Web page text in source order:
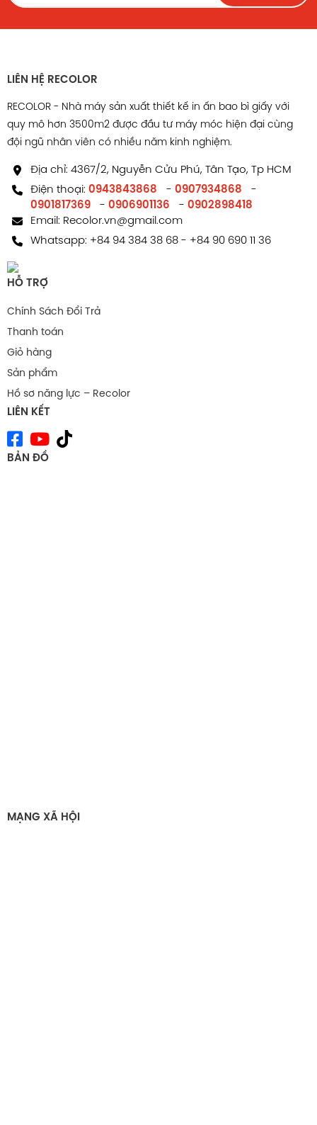
LIÊN HỆ RECOLOR
RECOLOR - Nhà máy sản xuất thiết kế in ấn bao bì giấy với
quy mô hơn 3500m2 được đầu tư máy móc hiện đại cùng
đội ngũ nhân viên có nhiều năm kinh nghiệm.
Địa chỉ: 4367/2, Nguyễn Cửu Phú, Tân Tạo, Tp HCM
Điện thoại: 0943843868 - 0907934868
-
0901817369
- 0906901136 - 0902898418
Email: Recolor.vn@gmail.com
Whatsapp: +84 94 384 38 68- +84 90 690 11 36
HỖ TRỢ
Chính Sách Đổi Trả
Thanh toán
Giỏ hàng
Sản phẩm
Hồ sơ năng lực – Recolor
LIÊN KẾT
BẢN ĐỒ
MẠNG XÃ HỘI